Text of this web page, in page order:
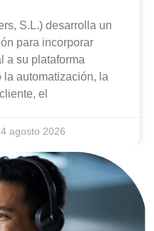
S.L.) desarrolla un
para incorporar
a su plataforma
la automatización, la
el
4 agosto 2026